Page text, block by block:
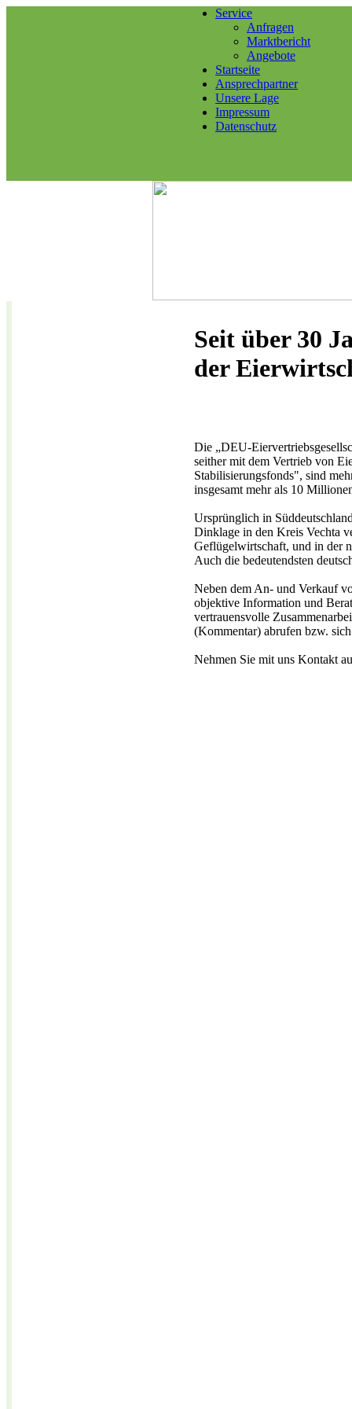
Service
Anfragen
Marktbericht
Angebote
Startseite
Ansprechpartner
Unsere Lage
Impressum
Datenschutz
Seit über 30
der
Die „DEU-
seither mit dem Vertrieb von
Stabilisierungsfonds", sind
insgesamt mehr als 10
Ursprünglich in
Dinklage in den Kreis Vechta
Geflügelwirtschaft, und in der
Auch die bedeutendsten
Neben dem An- und Verkauf
objektive Information und
vertrauensvolle
(Kommentar) abrufen bzw.
Nehmen Sie mit uns Kontakt